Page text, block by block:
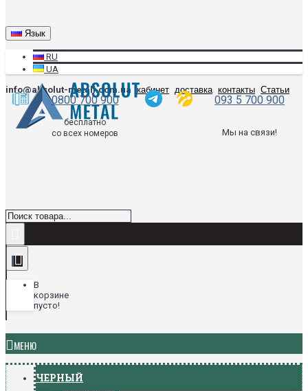
Язык
RU
UA
info@absolut-metall.com.ua
кабинет доставка контакты Статьи
0800 700 900 093 5 700 900
бесплатно
со всех номеров
Мы на связи!
В
корзине
пусто!
МЕНЮ
ЧЕРНЫЙ